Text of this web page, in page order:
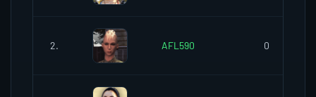
2. AFL590 0